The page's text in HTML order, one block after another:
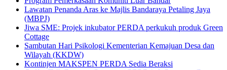
Lawatan Penanda Aras ke Majlis Bandaraya Petaling Jaya
(MBPJ)
Jiwa SME: Projek inkubator PERDA perkukuh produk Green
Cottage
Sambutan Hari Psikologi Kementerian Kemajuan Desa dan
Wilayah (KKDW)
Kontinjen MAKSPEN PERDA Sedia Beraksi